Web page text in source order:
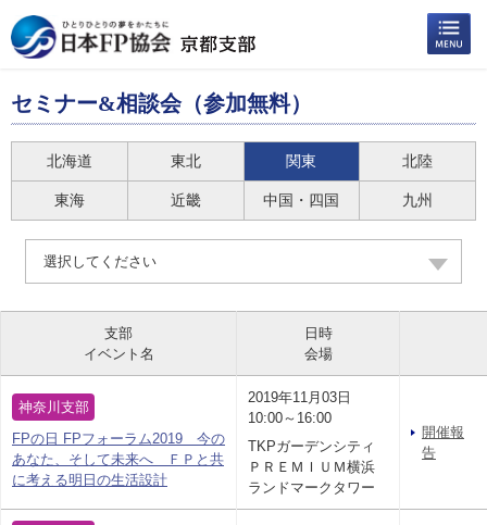
セミナー&相談会（参加無料）
北海道 東北 関東 北陸
東海 近畿 中国・四国 九州
選択してください
支部
イベント名
日時
会場
神奈川支部
FPの日 FPフォーラム2019 今の
あなた、そして未来へ ＦＰと共
に考える明日の生活設計
2019年11月03日
10:00～16:00
TKPガーデンシティ
ＰＲＥＭＩＵＭ横浜
ランドマークタワー
開催報
告